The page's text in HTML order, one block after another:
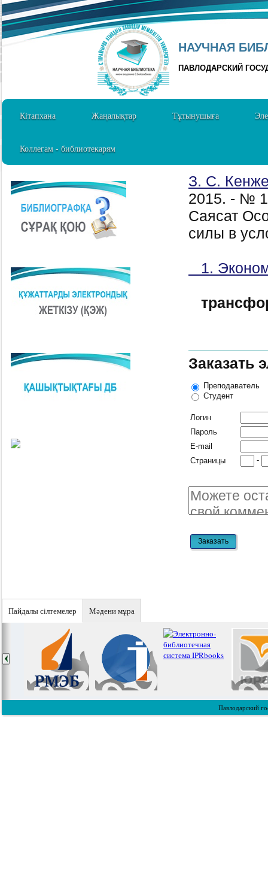
НАУЧНАЯ
ПАВЛОДАРСКИЙ
Кітапхана Жаңалықтар Тұтынушыға
Коллегам - библиотекарям
З. С.
2015. - №
Саясат
силы в
1.
Заказать
Преподаватель
Студент
Логин
Пароль
E-mail
Страницы
-
Пайдалы сiлтемелер Мәдени мұра
Павлодарский